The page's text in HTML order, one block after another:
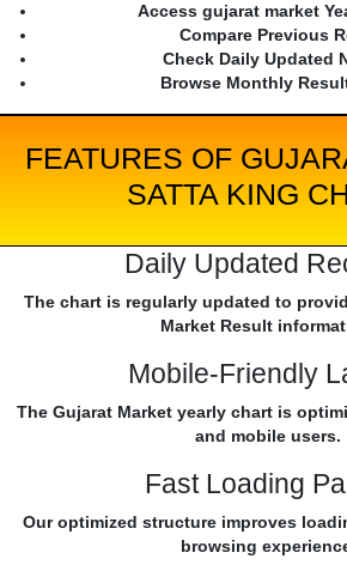
Access gujarat market
Compare Previous
Check Daily Updated
Browse Monthly
FEATURES OF
SATTA KING
Daily Updated
The chart is regularly updated to
Market Result
Mobile-Friendly
The Gujarat Market yearly chart is
and mobile users.
Fast Loading
Our optimized structure improves
browsing